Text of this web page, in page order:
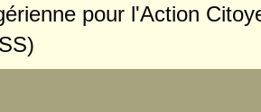
pour l'Action